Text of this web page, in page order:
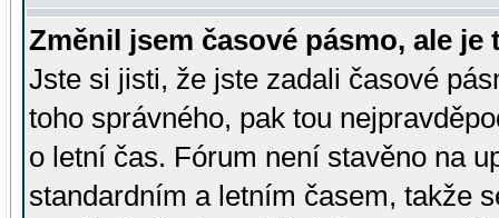
Změnil jsem časové pásmo, ale je
Jste si jisti, že jste zadali časové
toho správného, pak tou
o letní čas. Fórum není stavěno na
standardním a letním časem, takže